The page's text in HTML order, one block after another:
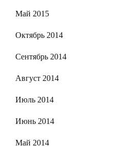
Май 2015
Октябрь 2014
Сентябрь 2014
Август 2014
Июль 2014
Июнь 2014
Май 2014